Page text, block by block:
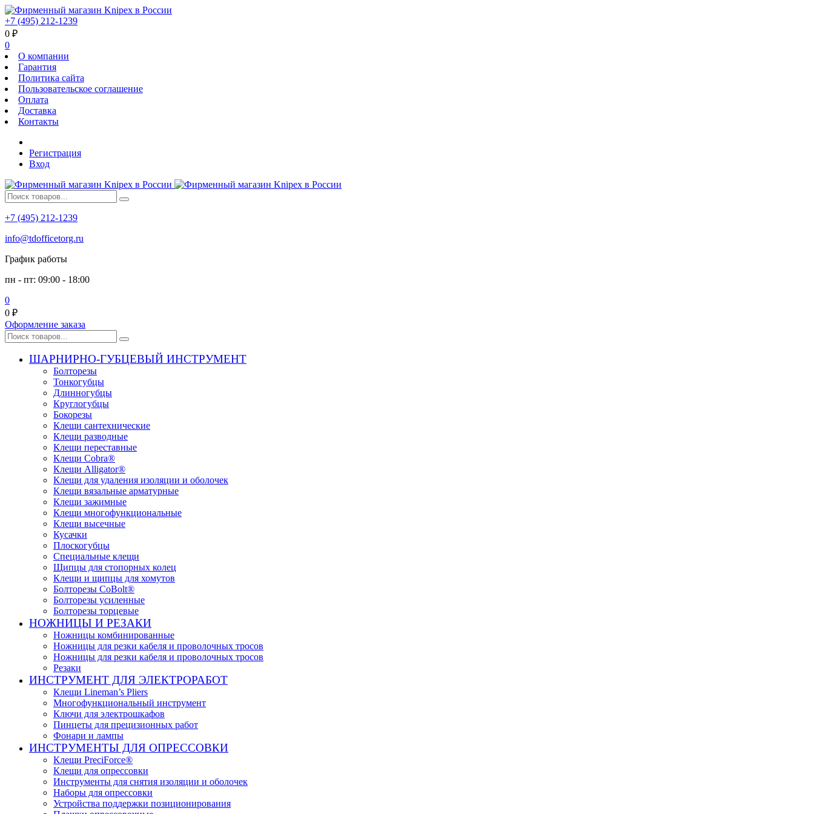
+7 (495) 212-1239
0 ₽
0
О компании
Гарантия
Политика сайта
Пользовательское соглашение
Оплата
Доставка
Контакты
Регистрация
Вход
+7 (495) 212-1239
info@tdofficetorg.ru
График работы
пн - пт: 09:00 - 18:00
0
0 ₽
Оформление заказа
ШАРНИРНО-ГУБЦЕВЫЙ ИНСТРУМЕНТ
Болторезы
Тонкогубцы
Длинногубцы
Круглогубцы
Бокорезы
Клещи сантехнические
Клещи разводные
Клещи переставные
Клещи Cobra®
Клещи Alligator®
Клещи для удаления изоляции и оболочек
Клещи вязальные арматурные
Клещи зажимные
Клещи многофункциональные
Клещи высечные
Кусачки
Плоскогубцы
Специальные клещи
Щипцы для стопорных колец
Клещи и щипцы для хомутов
Болторезы CoBolt®
Болторезы усиленные
Болторезы торцевые
НОЖНИЦЫ И РЕЗАКИ
Ножницы комбинированные
Ножницы для резки кабеля и проволочных тросов
Ножницы для резки кабеля и проволочных тросов
Резаки
ИНСТРУМЕНТ ДЛЯ ЭЛЕКТРОРАБОТ
Клещи Lineman’s Pliers
Многофункциональный инструмент
Ключи для электрошкафов
Пинцеты для прецизионных работ
Фонари и лампы
ИНСТРУМЕНТЫ ДЛЯ ОПРЕССОВКИ
Клещи PreciForce®
Клещи для опрессовки
Инструменты для снятия изоляции и оболочек
Наборы для опрессовки
Устройства поддержки позиционирования